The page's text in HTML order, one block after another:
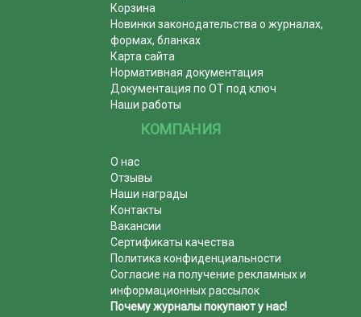
Корзина
Новинки законодательства о журналах,
формах, бланках
Карта сайта
Нормативная документация
Документация по ОТ под ключ
Наши работы
КОМПАНИЯ
О нас
Отзывы
Наши награды
Контакты
Вакансии
Сертификаты качества
Политика конфиденциальности
Согласие на получение рекламных и
информационных рассылок
Почему журналы покупают у нас!